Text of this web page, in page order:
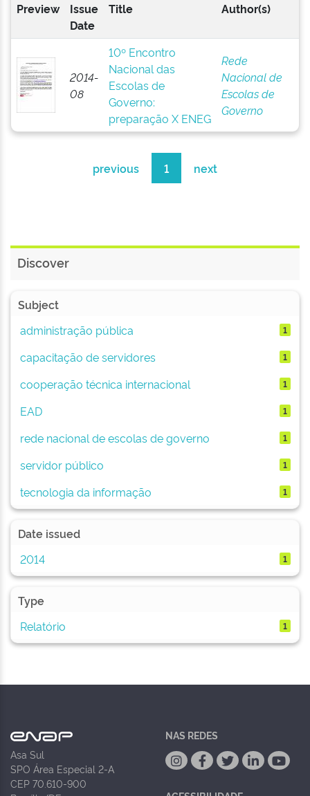
Preview
Issue
Date
Title Author(s)
2014-
08
10º Encontro
Nacional das
Escolas de
Governo:
preparação X ENEG
Rede
Nacional de
Escolas de
Governo
previous 1 next
Discover
Subject
administração pública
1
capacitação de servidores 1
cooperação técnica internacional 1
EAD 1
rede nacional de escolas de governo 1
servidor público 1
tecnologia da informação 1
Date issued
2014
1
Type
Relatório
1
Asa Sul
SPO Área Especial 2-A
CEP 70.610-900
NAS REDES